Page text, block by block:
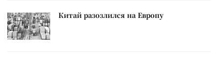
Китай разозлился на Европу